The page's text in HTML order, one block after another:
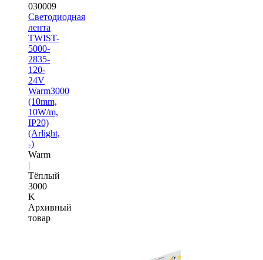
030009
Светодиодная
лента
TWIST-
5000-
2835-
120-
24V
Warm3000
(10mm,
10W/m,
IP20)
(Arlight,
-)
Warm
|
Тёплый
3000
K
Архивный
товар